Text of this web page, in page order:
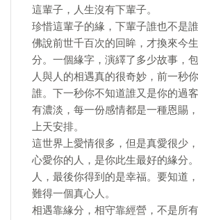
這輩子，人生沒有下輩子。
珍惜這輩子的緣，下輩子誰也不是
佛說前世千百次的回眸，才換來今
分。一個緣字，演繹了多少故事，包
人與人的相遇真的很奇妙，前一秒
誰。下一秒你不知道誰又是你的過
有濃淡，每一份感情都是一種恩賜
上天安排。
這世界上愛情很多，但是真愛很少
心愛你的人，是你此生最好的緣分
人，最後你得到的是幸福。要知道
難得一個真心人。
相遇靠緣分，相守靠經營，不是所